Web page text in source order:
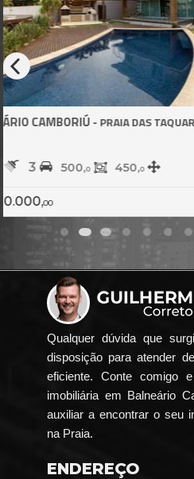
BALNEÁRIO CAMBORIÚ -
4 6 4 603,
R$ 9.603.866,
Qualquer dúvida que
disposição para atender
eficiente. Conte comigo
imobiliária em Balneário
auxiliar a encontrar o seu
na Praia.
ENDEREÇO